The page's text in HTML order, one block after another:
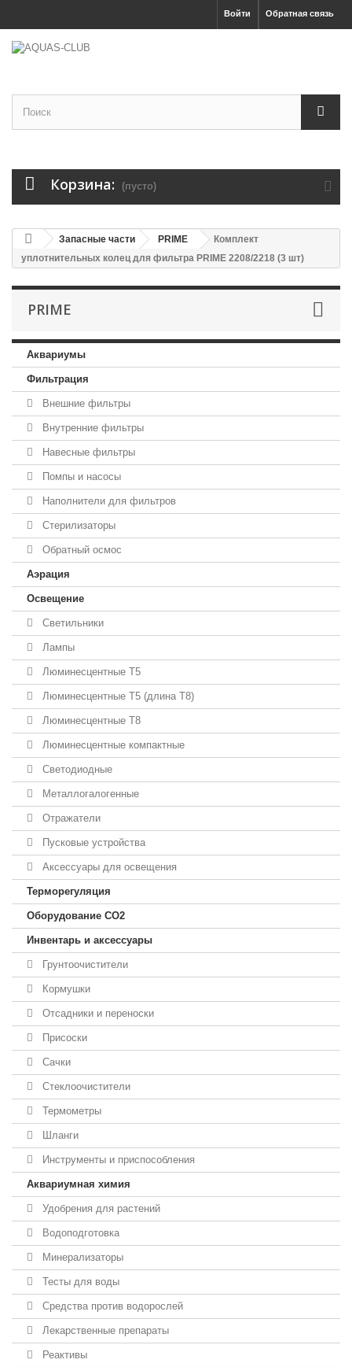
Обратная связь
Войти
Корзина: (пусто)
Запасные части PRIME
Комплект
уплотнительных колец для фильтра PRIME 2208/2218 (3 шт)
PRIME
Аквариумы
Фильтрация
Внешние фильтры
Внутренние фильтры
Навесные фильтры
Помпы и насосы
Наполнители для фильтров
Стерилизаторы
Обратный осмос
Аэрация
Освещение
Светильники
Лампы
Люминесцентные T5
Люминесцентные T5 (длина T8)
Люминесцентные T8
Люминесцентные компактные
Светодиодные
Металлогалогенные
Отражатели
Пусковые устройства
Аксессуары для освещения
Терморегуляция
Оборудование CO2
Инвентарь и аксессуары
Грунтоочистители
Кормушки
Отсадники и переноски
Присоски
Сачки
Стеклоочистители
Термометры
Шланги
Инструменты и приспособления
Аквариумная химия
Удобрения для растений
Водоподготовка
Минерализаторы
Тесты для воды
Средства против водорослей
Лекарственные препараты
Реактивы